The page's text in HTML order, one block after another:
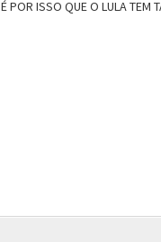
É POR ISSO QUE O LULA TEM